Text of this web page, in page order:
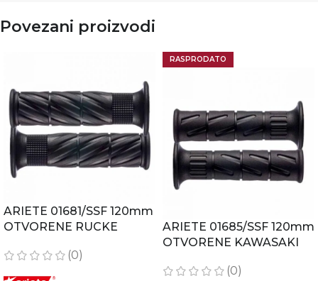
Povezani proizvodi
ARIETE 01681/SSF 120mm
OTVORENE RUCKE
(0)
RASPRODATO
ARIETE 01685/SSF 120mm
OTVORENE KAWASAKI
(0)